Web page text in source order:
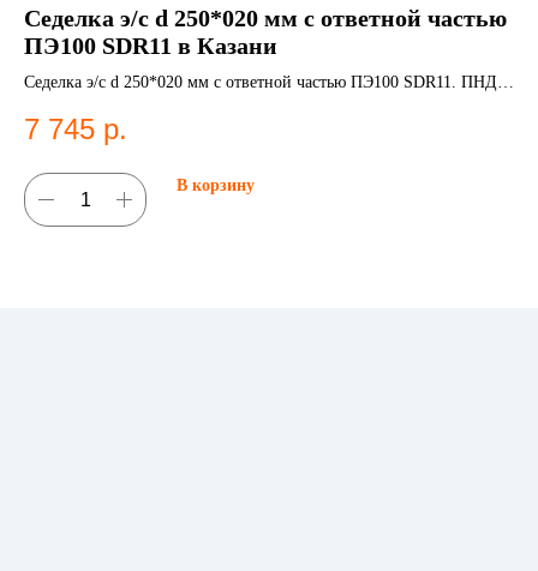
Седелка э/с d 250*020 мм с ответной частью
ПЭ100 SDR11 в Казани
Седелка э/с d 250*020 мм с ответной частью ПЭ100 SDR11. ПНД
7 745 р.
В корзину